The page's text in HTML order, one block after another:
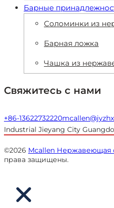
Барные
Соломинки из
Барная ложка
Чашка из
Свяжитесь с нами
+86-13622732220
Industrial Jieyang City
©2026 Mcallen Нержавеющая
права защищены.